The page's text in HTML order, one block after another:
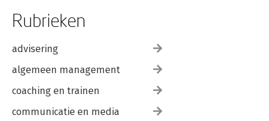
Rubrieken
advisering
algemeen management
coaching en trainen
communicatie en media